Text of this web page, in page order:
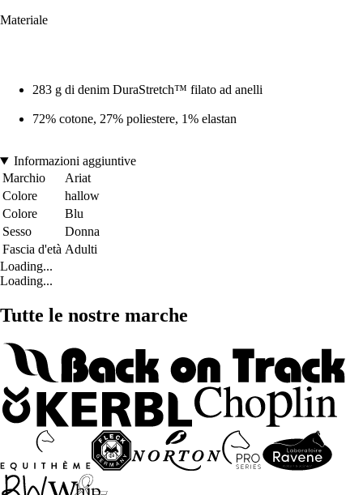
Materiale
283 g di denim DuraStretch™ filato ad anelli
72% cotone, 27% poliestere, 1% elastan
Informazioni aggiuntive
Marchio
Ariat
Colore
hallow
Colore
Blu
Sesso
Donna
Fascia d'età Adulti
Loading...
Loading...
Tutte le nostre marche